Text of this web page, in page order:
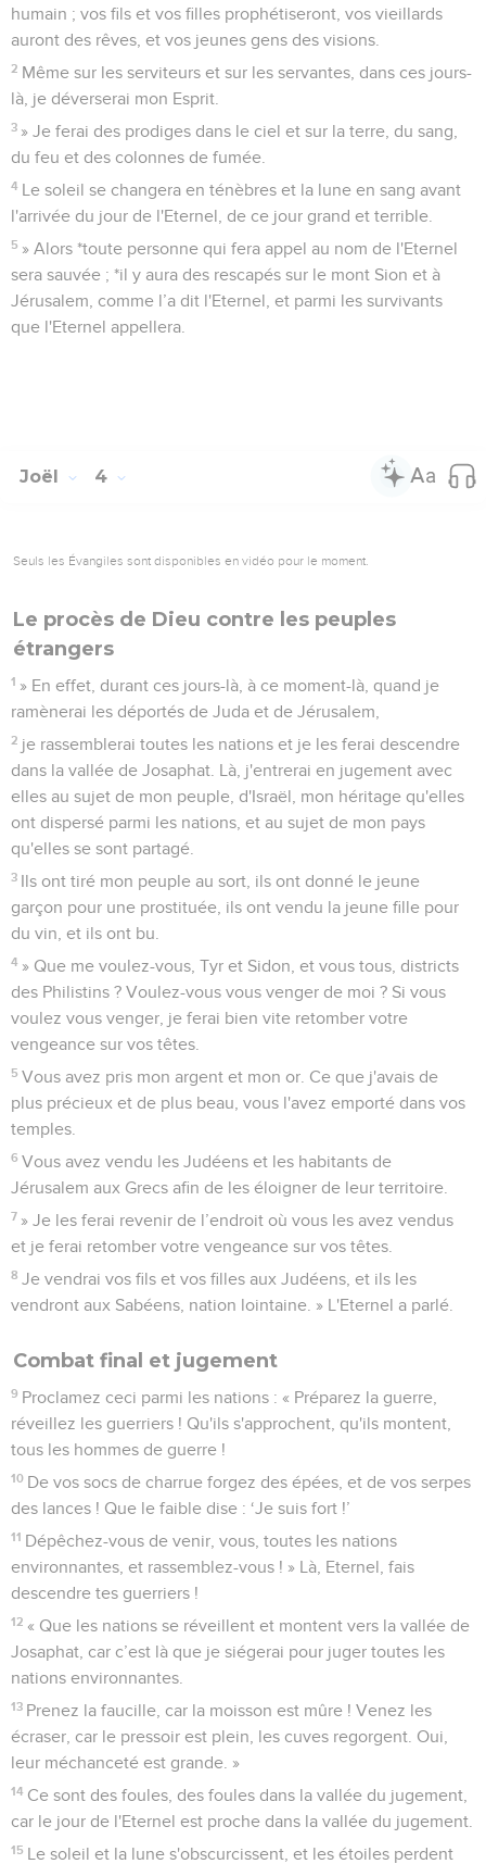
humain ; vos fils et vos filles prophétiseront, vos vieillards
auront des rêves, et vos jeunes gens des visions.
2 Même sur les serviteurs et sur les servantes, dans ces jours-
là, je déverserai mon Esprit.
3 » Je ferai des prodiges dans le ciel et sur la terre, du sang,
du feu et des colonnes de fumée.
4 Le soleil se changera en ténèbres et la lune en sang avant
l'arrivée du jour de l'Eternel, de ce jour grand et terrible.
5 » Alors *toute personne qui fera appel au nom de l'Eternel
sera sauvée ; *il y aura des rescapés sur le mont Sion et à
Jérusalem, comme l’a dit l'Eternel, et parmi les survivants
que l'Eternel appellera.
Joël 4
Seuls les Évangiles sont disponibles en vidéo pour le moment.
Le procès de Dieu contre les peuples
étrangers
1 » En effet, durant ces jours-là, à ce moment-là, quand je
ramènerai les déportés de Juda et de Jérusalem,
2 je rassemblerai toutes les nations et je les ferai descendre
dans la vallée de Josaphat. Là, j'entrerai en jugement avec
elles au sujet de mon peuple, d'Israël, mon héritage qu'elles
ont dispersé parmi les nations, et au sujet de mon pays
qu'elles se sont partagé.
3 Ils ont tiré mon peuple au sort, ils ont donné le jeune
garçon pour une prostituée, ils ont vendu la jeune fille pour
du vin, et ils ont bu.
4 » Que me voulez-vous, Tyr et Sidon, et vous tous, districts
des Philistins ? Voulez-vous vous venger de moi ? Si vous
voulez vous venger, je ferai bien vite retomber votre
vengeance sur vos têtes.
5 Vous avez pris mon argent et mon or. Ce que j'avais de
plus précieux et de plus beau, vous l'avez emporté dans vos
temples.
6 Vous avez vendu les Judéens et les habitants de
Jérusalem aux Grecs afin de les éloigner de leur territoire.
7 » Je les ferai revenir de l’endroit où vous les avez vendus
et je ferai retomber votre vengeance sur vos têtes.
8 Je vendrai vos fils et vos filles aux Judéens, et ils les
vendront aux Sabéens, nation lointaine. » L'Eternel a parlé.
Combat final et jugement
9 Proclamez ceci parmi les nations : « Préparez la guerre,
réveillez les guerriers ! Qu'ils s'approchent, qu'ils montent,
tous les hommes de guerre !
10 De vos socs de charrue forgez des épées, et de vos serpes
des lances ! Que le faible dise : ‘Je suis fort !’
11 Dépêchez-vous de venir, vous, toutes les nations
environnantes, et rassemblez-vous ! » Là, Eternel, fais
descendre tes guerriers !
12 « Que les nations se réveillent et montent vers la vallée de
Josaphat, car c’est là que je siégerai pour juger toutes les
nations environnantes.
13 Prenez la faucille, car la moisson est mûre ! Venez les
écraser, car le pressoir est plein, les cuves regorgent. Oui,
leur méchanceté est grande. »
14 Ce sont des foules, des foules dans la vallée du jugement,
car le jour de l'Eternel est proche dans la vallée du jugement.
15 Le soleil et la lune s'obscurcissent, et les étoiles perdent